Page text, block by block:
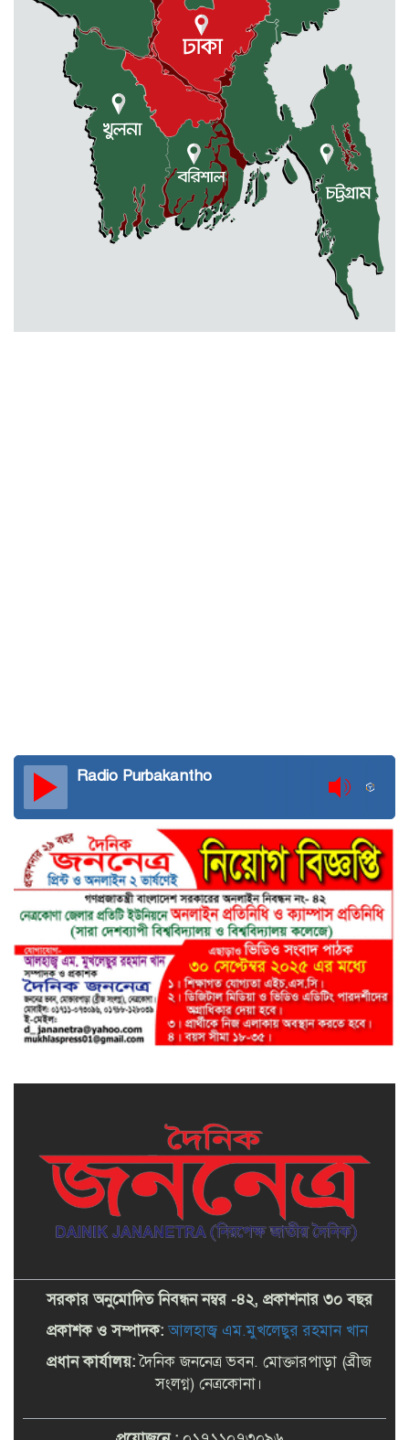
মোহনগঞ্জ স্বাস্থ্য কমপ্লেক্সের ১২ জন
ডাক্তারকে কৈফিয়ত তলব
বারহাট্টায় ৪৫টি ভারতীয় টায়ার জব্দ,
গ্রেফতার ১
মোহনগঞ্জ স্বাস্থ্য কমপ্লেক্সের আউটডোর
বিক্রয় করা হবে
Radio Purbakantho
সরকার অনুমোদিত নিবন্ধন নম্বর -৪২, প্রকাশনার ৩০ বছর
প্রকাশক ও সম্পাদক:আলহাজ্ব এম.মুখলেছুর রহমান খান
প্রধান কার্যালয়:দৈনিক জননেত্র ভবন. মোক্তারপাড়া (ব্রীজ
সংলগ্ন) নেত্রকোনা।